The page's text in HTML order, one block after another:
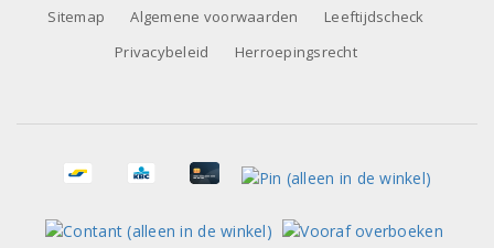
Sitemap
Algemene voorwaarden
Leeftijdscheck
Privacybeleid
Herroepingsrecht